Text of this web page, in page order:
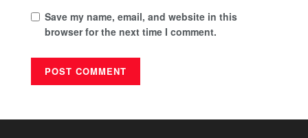
Save my name, email, and website in this
browser for the next time I comment.